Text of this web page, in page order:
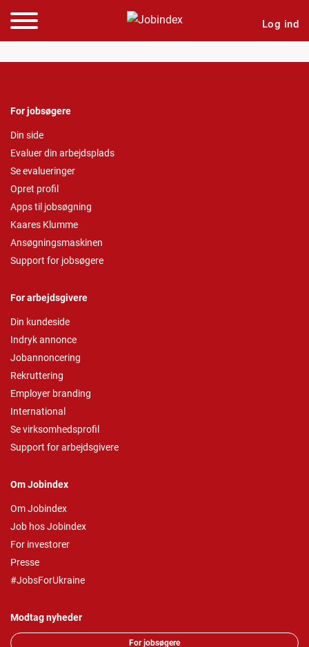
Log ind
For jobsøgere
Din side
Evaluer din arbejdsplads
Se evalueringer
Opret profil
Apps til jobsøgning
Kaares Klumme
Ansøgningsmaskinen
Support for jobsøgere
For arbejdsgivere
Din kundeside
Indryk annonce
Jobannoncering
Rekruttering
Employer branding
International
Se virksomhedsprofil
Support for arbejdsgivere
Om Jobindex
Om Jobindex
Job hos Jobindex
For investorer
Presse
#JobsForUkraine
Modtag nyheder
For jobsøgere